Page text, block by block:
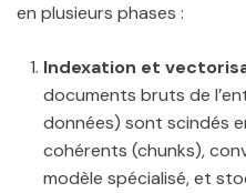
en plusieurs phases :
Indexation et
documents bruts de
données) sont scindés
cohérents (chunks),
modèle spécialisé, et